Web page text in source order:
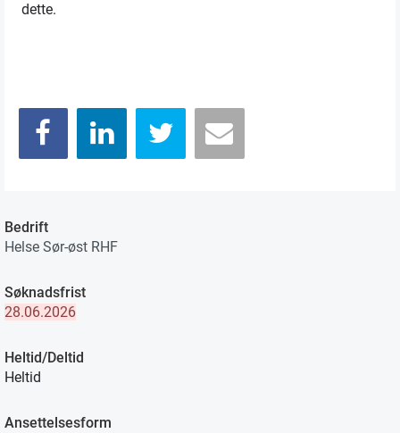
dette.
Bedrift
Helse Sør-øst RHF
Søknadsfrist
28.06.2026
Heltid/Deltid
Heltid
Ansettelsesform